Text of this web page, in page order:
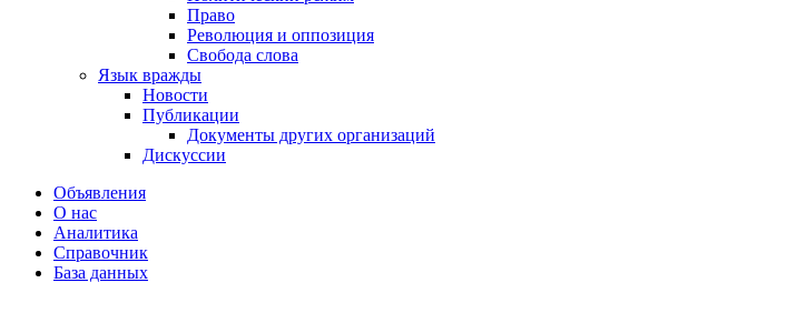
Право
Революция и оппозиция
Свобода слова
Язык вражды
Новости
Публикации
Документы других организаций
Дискуссии
Объявления
О нас
Аналитика
Справочник
База данных